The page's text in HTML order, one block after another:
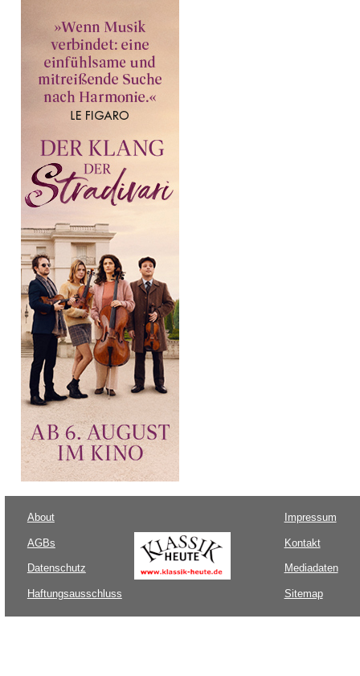
About
AGBs
Datenschutz
Haftungsausschluss
Impressum
Kontakt
Mediadaten
Sitemap